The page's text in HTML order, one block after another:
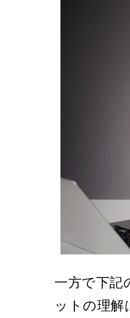
一方で下記
ットの理